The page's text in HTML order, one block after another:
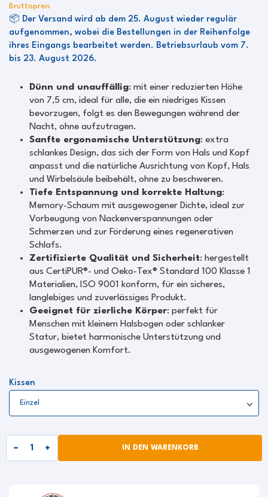
Bruttopreis
📦 Der Versand wird ab dem 25. August wieder regulär
aufgenommen, wobei die Bestellungen in der Reihenfolge
ihres Eingangs bearbeitet werden. Betriebsurlaub vom 7.
bis 23. August 2026.
Dünn und unauffällig: mit einer reduzierten Höhe
von 7,5 cm, ideal für alle, die ein niedriges Kissen
bevorzugen, folgt es den Bewegungen während der
Nacht, ohne aufzutragen.
Sanfte ergonomische Unterstützung: extra
schlankes Design, das sich der Form von Hals und Kopf
anpasst und die natürliche Ausrichtung von Kopf, Hals
und Wirbelsäule beibehält, ohne zu beschweren.
Tiefe Entspannung und korrekte Haltung:
Memory-Schaum mit ausgewogener Dichte, ideal zur
Vorbeugung von Nackenverspannungen oder
Schmerzen und zur Förderung eines regenerativen
Schlafs.
Zertifizierte Qualität und Sicherheit: hergestellt
aus CertiPUR®- und Oeko-Tex® Standard 100 Klasse 1
Materialien, ISO 9001 konform, für ein sicheres,
langlebiges und zuverlässiges Produkt.
Geeignet für zierliche Körper: perfekt für
Menschen mit kleinem Halsbogen oder schlanker
Statur, bietet harmonische Unterstützung und
ausgewogenen Komfort.
Kissen
IN DEN WARENKORB